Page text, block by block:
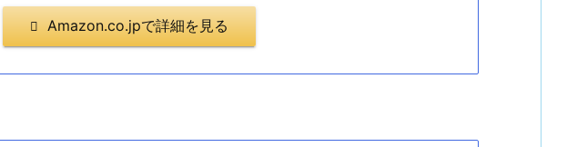
Amazon.co.jpで詳細を見る